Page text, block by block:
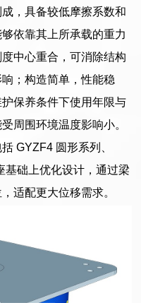
，具备较低摩擦系数和
依靠其上所承载的重力
中心重合，可消除结构
；构造简单，性能稳
保养条件下使用年限与
周围环境温度影响小。
GYZF4 圆形系列、
基础上优化设计，通过梁
适配更大位移需求。